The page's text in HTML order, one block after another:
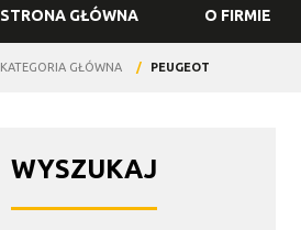
STRONA GŁÓWNA O FIRMIE
KATEGORIA GŁÓWNA / PEUGEOT
WYSZUKAJ